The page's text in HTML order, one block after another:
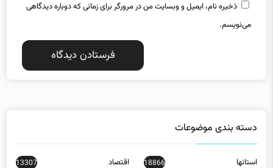
ذخیره نام، ایمیل و وبسایت من در مرورگر برای زمانی که دوباره دیدگاهی
دسته بندی موضوعات